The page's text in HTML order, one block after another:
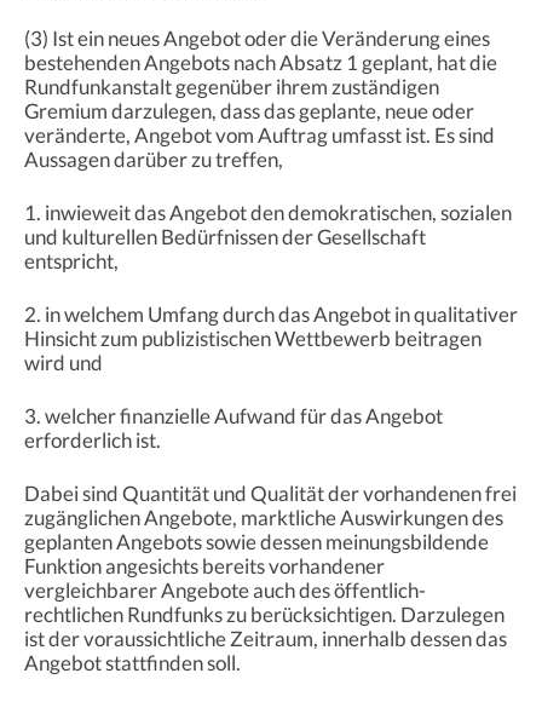
(3) Ist ein neues Angebot oder die Veränderung eines
bestehenden Angebots nach Absatz 1 geplant, hat die
Rundfunkanstalt gegenüber ihrem zuständigen
Gremium darzulegen, dass das geplante, neue oder
veränderte, Angebot vom Auftrag umfasst ist. Es sind
Aussagen darüber zu treffen,
1. inwieweit das Angebot den demokratischen, sozialen
und kulturellen Bedürfnissen der Gesellschaft
entspricht,
2. in welchem Umfang durch das Angebot in qualitativer
Hinsicht zum publizistischen Wettbewerb beitragen
wird und
3. welcher finanzielle Aufwand für das Angebot
erforderlich ist.
Dabei sind Quantität und Qualität der vorhandenen frei
zugänglichen Angebote, marktliche Auswirkungen des
geplanten Angebots sowie dessen meinungsbildende
Funktion angesichts bereits vorhandener
vergleichbarer Angebote auch des öffentlich-
rechtlichen Rundfunks zu berücksichtigen. Darzulegen
ist der voraussichtliche Zeitraum, innerhalb dessen das
Angebot stattfinden soll.